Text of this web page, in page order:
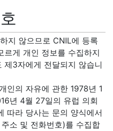
지 않으므로 CNIL에 등록
르게 개인 정보를 수집하지
제3자에게 전달되지 않습니
인의 자유에 관한 1978년 1
년 4월 27일의 유럽 의회
따라 당사는 문의 양식에서
소 및 전화번호)를 수집합